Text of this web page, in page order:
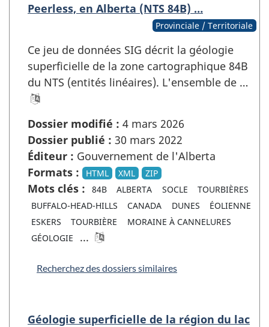
Peerless, en Alberta (NTS 84B) …
Provinciale / Territoriale
Ce jeu de données SIG décrit la géologie
superficielle de la zone cartographique 84B
du NTS (entités linéaires). L'ensemble de …
Dossier modifié : 4 mars 2026
Dossier publié : 30 mars 2022
Éditeur : Gouvernement de l'Alberta
Formats :
HTML XML ZIP
Mots clés : 84B ALBERTA SOCLE
TOURBIÈRES
BUFFALO-HEAD-HILLS
CANADA DUNES
ÉOLIENNE
ESKERS
TOURBIÈRE
MORAINE À CANNELURES
GÉOLOGIE
...
Recherchez des dossiers similaires
Géologie superficielle de la région du lac